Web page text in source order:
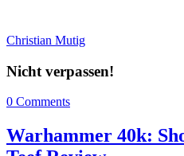
Christian Mutig
Nicht verpassen!
0 Comments
Warhammer 40k: